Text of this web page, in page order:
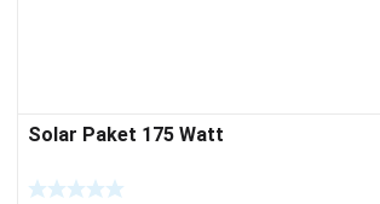
Solar Paket 175 Watt